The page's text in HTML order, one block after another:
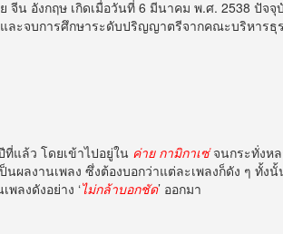
จีน อังกฤษ เกิดเมื่อวันที่ 6 มีนาคม พ.ศ. 2538 ปัจ
ะจบการศึกษาระดับปริญญาตรีจากคณะบริหารธุ
ที่แล้ว โดยเข้าไปอยู่ใน ค่าย กามิกาเซ่ จนกระทั่งห
ผลงานเพลง ซึ่งต้องบอกว่าแต่ละเพลงก็ดัง ๆ ทั้ง
พลงดังอย่าง ‘ไม่กล้าบอกชัด’ ออกมา